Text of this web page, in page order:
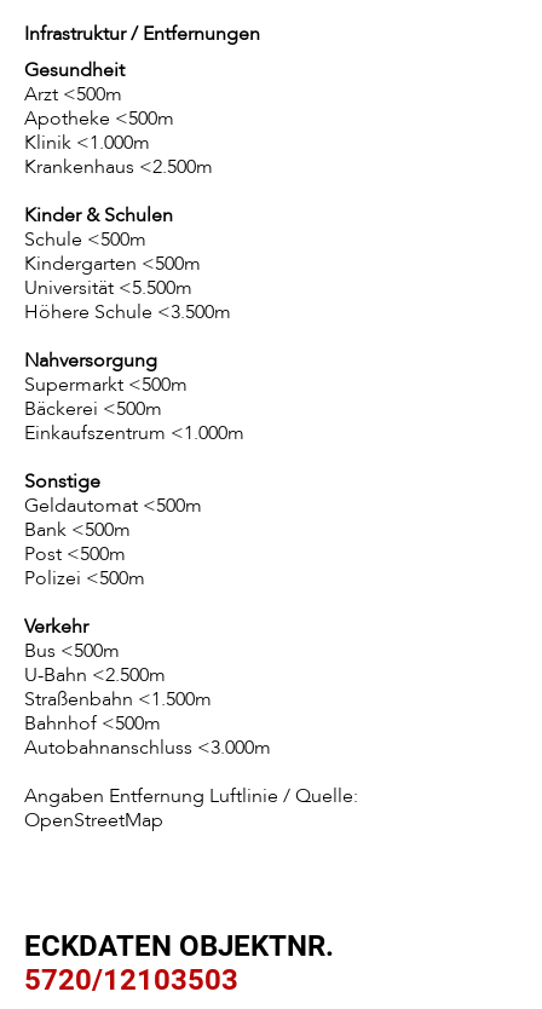
Infrastruktur / Entfernungen
Gesundheit
Arzt <500m
Apotheke <500m
Klinik <1.000m
Krankenhaus <2.500m
Kinder & Schulen
Schule <500m
Kindergarten <500m
Universität <5.500m
Höhere Schule <3.500m
Nahversorgung
Supermarkt <500m
Bäckerei <500m
Einkaufszentrum <1.000m
Sonstige
Geldautomat <500m
Bank <500m
Post <500m
Polizei <500m
Verkehr
Bus <500m
U-Bahn <2.500m
Straßenbahn <1.500m
Bahnhof <500m
Autobahnanschluss <3.000m
Angaben Entfernung Luftlinie / Quelle:
OpenStreetMap
ECKDATEN OBJEKTNR.
5720/12103503